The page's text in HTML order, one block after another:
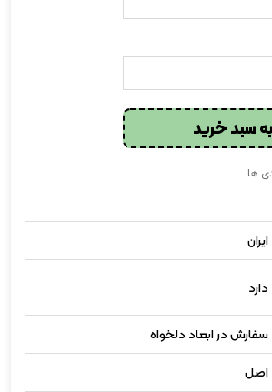
سبد خرید
ها
ایران
دارد
سفارش در ابعاد دلخواه
اصل